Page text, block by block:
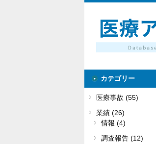
カテゴリー
医療事故 (55)
業績 (26)
情報 (4)
調査報告 (12)